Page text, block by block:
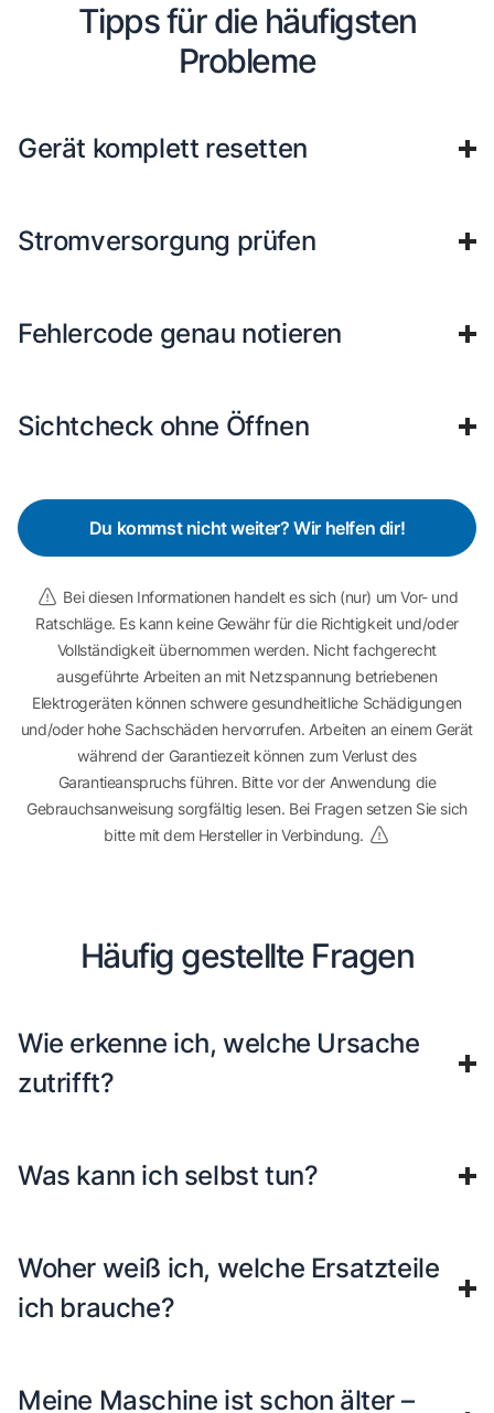
Tipps für die häufigsten
Probleme
Gerät komplett resetten
Stromversorgung prüfen
Fehlercode genau notieren
Sichtcheck ohne Öffnen
Du kommst nicht weiter? Wir helfen dir!
Bei diesen Informationen handelt es sich (nur) um Vor- und
Ratschläge. Es kann keine Gewähr für die Richtigkeit und/oder
Vollständigkeit übernommen werden. Nicht fachgerecht
ausgeführte Arbeiten an mit Netzspannung betriebenen
Elektrogeräten können schwere gesundheitliche Schädigungen
und/oder hohe Sachschäden hervorrufen. Arbeiten an einem Gerät
während der Garantiezeit können zum Verlust des
Garantieanspruchs führen. Bitte vor der Anwendung die
Gebrauchsanweisung sorgfältig lesen. Bei Fragen setzen Sie sich
bitte mit dem Hersteller in Verbindung.
Häufig gestellte Fragen
Wie erkenne ich, welche Ursache
zutrifft?
Was kann ich selbst tun?
Woher weiß ich, welche Ersatzteile
ich brauche?
Meine Maschine ist schon älter –